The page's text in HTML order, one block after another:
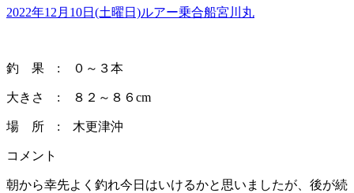
2022年12月10日(土曜日)ルアー乗合船宮川丸
釣 果 : ０～３本
大きさ : ８２～８６cm
場 所 : 木更津沖
コメント
朝から幸先よく釣れ今日はいけるかと思いましたが、後が続